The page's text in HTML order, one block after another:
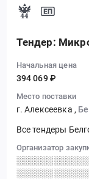
Тендер:
Начальная цена
394 069 ₽
Место поставки
г. Алексеевка ,
Все тендеры
Организатор